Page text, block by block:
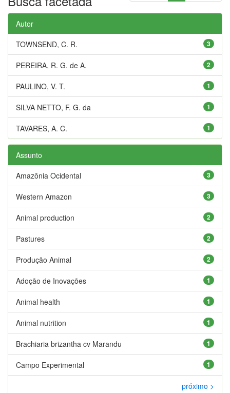
Autor
3
TOWNSEND, C. R.
2
PEREIRA, R. G. de A.
1
PAULINO, V. T.
1
SILVA NETTO, F. G. da
1
TAVARES, A. C.
Assunto
3
Amazônia Ocidental
3
Western Amazon
2
Animal production
2
Pastures
2
Produção Animal
1
Adoção de Inovações
1
Animal health
1
Animal nutrition
1
Brachiaria brizantha cv Marandu
1
Campo Experimental
próximo >